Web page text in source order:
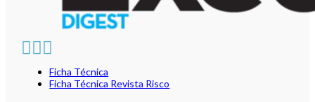
Ficha Técnica
Ficha Técnica Revista Risco